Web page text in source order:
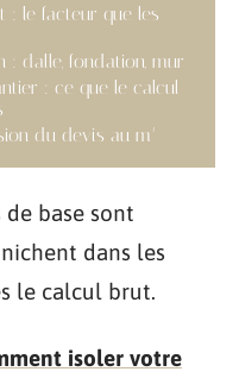
: le facteur que les
: dalle, fondation, mur
: ce que le calcul
du devis au m³
base sont
dans les
le calcul brut.
isoler votre